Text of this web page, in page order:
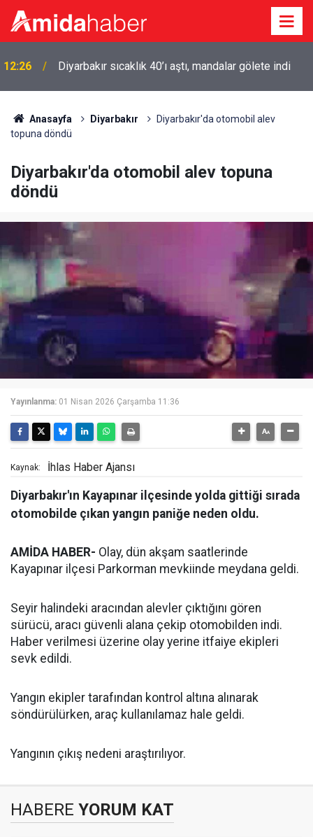
12:26
günü
Anasayfa Diyarbakır
Diyarbakır'da otomobil alev
topuna döndü
Diyarbakır'da otomobil alev topuna
döndü
Yayınlanma: 01 Nisan 2026 Çarşamba 11:36
Kaynak: İhlas Haber Ajansı
Diyarbakır'ın Kayapınar ilçesinde yolda gittiği sırada
otomobilde çıkan yangın paniğe neden oldu.
AMİDA HABER- Olay, dün akşam saatlerinde
Kayapınar ilçesi Parkorman mevkiinde meydana geldi.
Seyir halindeki aracından alevler çıktığını gören
sürücü, aracı güvenli alana çekip otomobilden indi.
Haber verilmesi üzerine olay yerine itfaiye ekipleri
sevk edildi.
Yangın ekipler tarafından kontrol altına alınarak
söndürülürken, araç kullanılamaz hale geldi.
Yangının çıkış nedeni araştırılıyor.
HABERE YORUM KAT